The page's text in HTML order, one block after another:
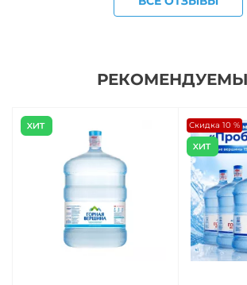
Скидка 10 %